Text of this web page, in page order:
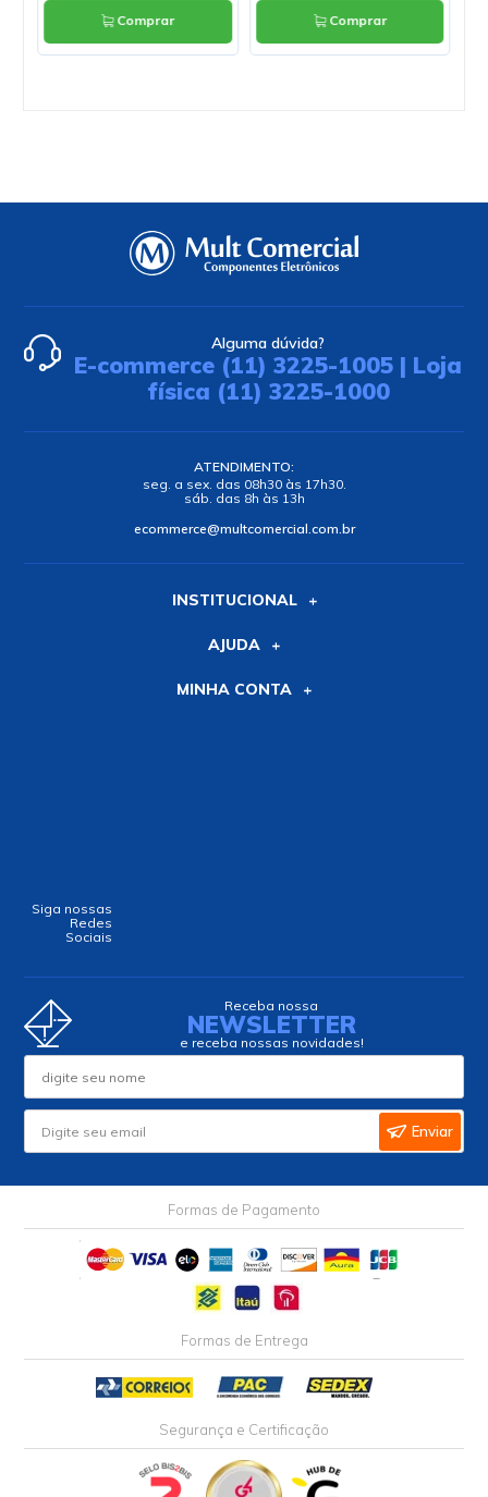
Comprar Comprar
Alguma dúvida?
E-commerce (11) 3225-1005 | Loja
física (11) 3225-1000
ATENDIMENTO:
seg. a sex. das 08h30 às 17h30.
sáb. das 8h às 13h
ecommerce@multcomercial.com.br
INSTITUCIONAL
AJUDA
MINHA CONTA
Siga nossas
Redes
Sociais
Receba nossa
NEWSLETTER
e receba nossas novidades!
Enviar
Formas de Pagamento
Formas de Entrega
Segurança e Certificação